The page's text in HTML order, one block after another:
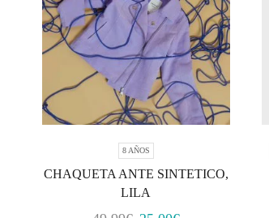
8 AÑOS
CHAQUETA ANTE SINTETICO,
LILA